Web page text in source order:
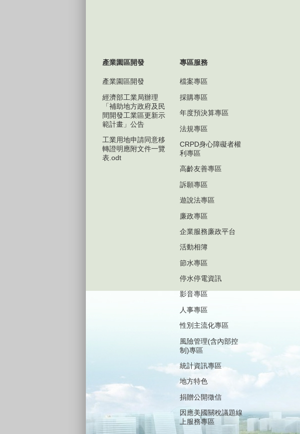
產業園區開發
產業園區開發
經濟部工業局辦理
「補助地方政府及民
間開發工業區更新示
範計畫」公告
工業用地申請同意移
轉證明應附文件一覽
表.odt
專區服務
檔案專區
採購專區
年度預決算專區
法規專區
CRPD身心障礙者權
利專區
高齡友善專區
訴願專區
遊說法專區
廉政專區
企業服務廉政平台
活動相簿
節水專區
停水停電資訊
影音專區
人事專區
性別主流化專區
風險管理(含內部控
制)專區
統計資訊專區
地方特色
捐贈公開徵信
因應美國關稅議題線
上服務專區